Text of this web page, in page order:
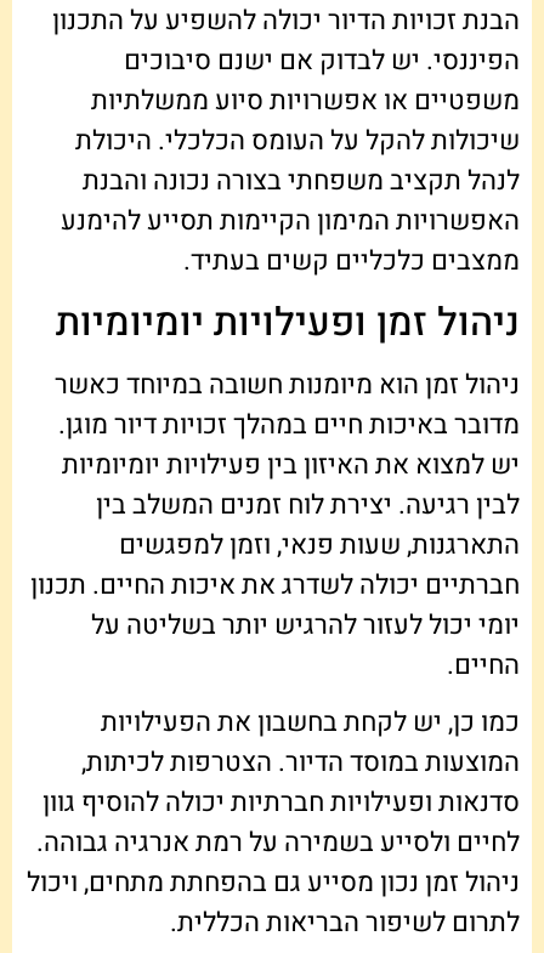
הבנת זכויות הדיור יכולה להשפיע על התכנון
הפיננסי. יש לבדוק אם ישנם סיבוכים
משפטיים או אפשרויות סיוע ממשלתיות
שיכולות להקל על העומס הכלכלי. היכולת
לנהל תקציב משפחתי בצורה נכונה והבנת
האפשרויות המימון הקיימות תסייע להימנע
ממצבים כלכליים קשים בעתיד.
ניהול זמן ופעילויות יומיומיות
ניהול זמן הוא מיומנות חשובה במיוחד כאשר
מדובר באיכות חיים במהלך זכויות דיור מוגן.
יש למצוא את האיזון בין פעילויות יומיומיות
לבין רגיעה. יצירת לוח זמנים המשלב בין
התארגנות, שעות פנאי, וזמן למפגשים
חברתיים יכולה לשדרג את איכות החיים. תכנון
יומי יכול לעזור להרגיש יותר בשליטה על
החיים.
כמו כן, יש לקחת בחשבון את הפעילויות
המוצעות במוסד הדיור. הצטרפות לכיתות,
סדנאות ופעילויות חברתיות יכולה להוסיף גוון
לחיים ולסייע בשמירה על רמת אנרגיה גבוהה.
ניהול זמן נכון מסייע גם בהפחתת מתחים, ויכול
לתרום לשיפור הבריאות הכללית.